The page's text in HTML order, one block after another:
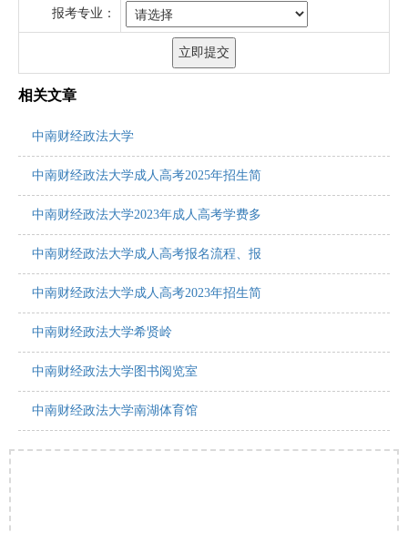
报考专业：
相关文章
中南财经政法大学
中南财经政法大学成人高考2025年招生简
中南财经政法大学2023年成人高考学费多
中南财经政法大学成人高考报名流程、报
中南财经政法大学成人高考2023年招生简
中南财经政法大学希贤岭
中南财经政法大学图书阅览室
中南财经政法大学南湖体育馆